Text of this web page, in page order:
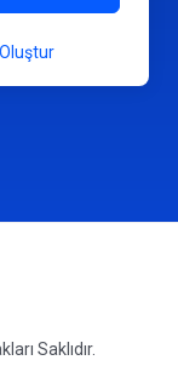
Saklıdır.